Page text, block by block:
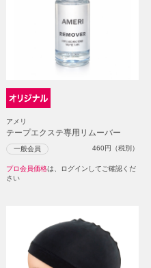
アメリ
テープエクステ専用リムーバー
一般会員 460円（税別）
プロ会員価格は、ログインしてご確認くだ
さい